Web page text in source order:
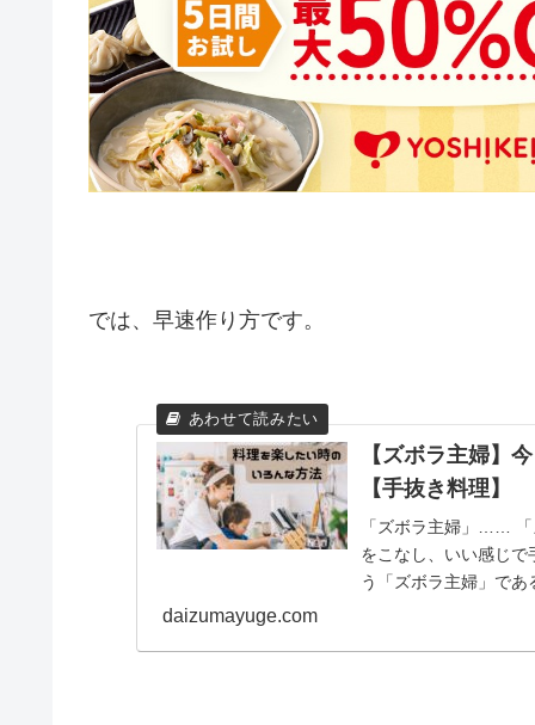
では、早速作り方です。
【ズボラ主婦】
【手抜き料理】
「ズボラ主婦」…… 「
をこなし、いい感じ
う「ズボラ主婦」で
daizumayuge.com